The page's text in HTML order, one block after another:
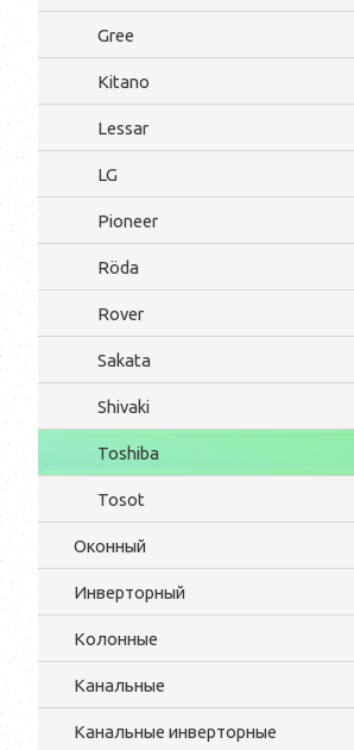
Gree
Kitano
Lessar
LG
Pioneer
Röda
Rover
Sakata
Shivaki
Toshiba
Tosot
Оконный
Инверторный
Колонные
Канальные
Канальные инверторные